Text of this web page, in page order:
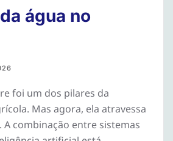
água no
foi um dos pilares da
Mas agora, ela atravessa
A combinação entre sistemas